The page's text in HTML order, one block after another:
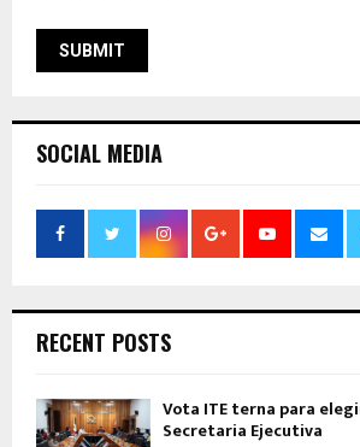
SOCIAL MEDIA
RECENT POSTS
Vota ITE terna para
Secretaria Ejecutiva